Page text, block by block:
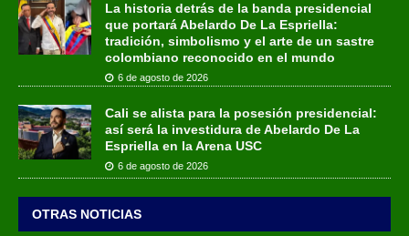
La historia detrás de la banda presidencial
que portará Abelardo De La Espriella:
tradición, simbolismo y el arte de un sastre
colombiano reconocido en el mundo
6 de agosto de 2026
Cali se alista para la posesión presidencial:
así será la investidura de Abelardo De La
Espriella en la Arena USC
6 de agosto de 2026
OTRAS NOTICIAS